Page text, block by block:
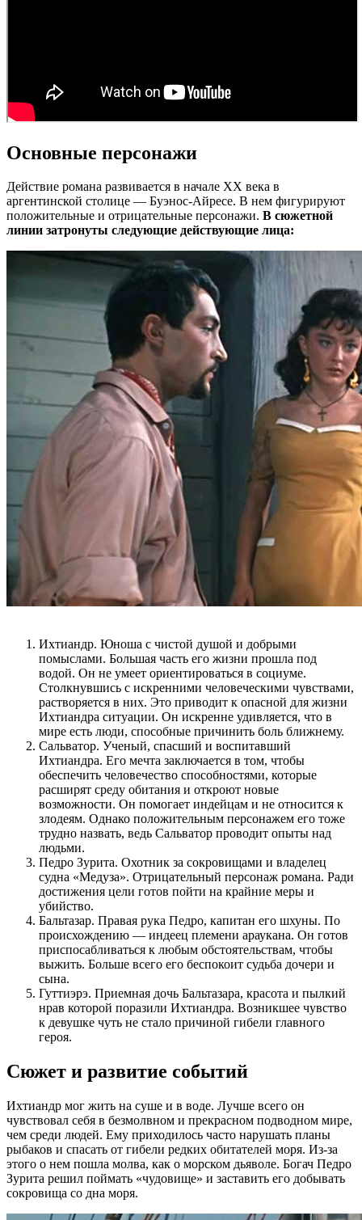
Основные персонажи
Действие романа развивается в начале XX века в
аргентинской столице — Буэнос-Айресе. В нем фигурируют
положительные и отрицательные персонажи. В сюжетной
линии затронуты следующие действующие лица:
Ихтиандр. Юноша с чистой душой и добрыми
помыслами. Большая часть его жизни прошла под
водой. Он не умеет ориентироваться в социуме.
Столкнувшись с искренними человеческими чувствами,
растворяется в них. Это приводит к опасной для жизни
Ихтиандра ситуации. Он искренне удивляется, что в
мире есть люди, способные причинить боль ближнему.
Сальватор. Ученый, спасший и воспитавший
Ихтиандра. Его мечта заключается в том, чтобы
обеспечить человечество способностями, которые
расширят среду обитания и откроют новые
возможности. Он помогает индейцам и не относится к
злодеям. Однако положительным персонажем его тоже
трудно назвать, ведь Сальватор проводит опыты над
людьми.
Педро Зурита. Охотник за сокровищами и владелец
судна «Медуза». Отрицательный персонаж романа. Ради
достижения цели готов пойти на крайние меры и
убийство.
Бальтазар. Правая рука Педро, капитан его шхуны. По
происхождению — индеец племени араукана. Он готов
приспосабливаться к любым обстоятельствам, чтобы
выжить. Больше всего его беспокоит судьба дочери и
сына.
Гуттиэрэ. Приемная дочь Бальтазара, красота и пылкий
нрав которой поразили Ихтиандра. Возникшее чувство
к девушке чуть не стало причиной гибели главного
героя.
Сюжет и развитие событий
Ихтиандр мог жить на суше и в воде. Лучше всего он
чувствовал себя в безмолвном и прекрасном подводном мире,
чем среди людей. Ему приходилось часто нарушать планы
рыбаков и спасать от гибели редких обитателей моря. Из-за
этого о нем пошла молва, как о морском дьяволе. Богач Педро
Зурита решил поймать «чудовище» и заставить его добывать
сокровища со дна моря.